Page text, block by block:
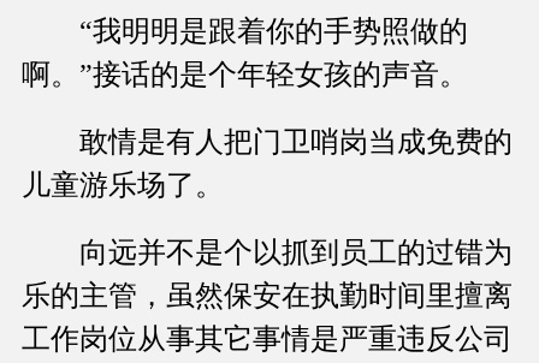
“我明明是跟着你的手势照做的
啊。”接话的是个年轻女孩的声音。
敢情是有人把门卫哨岗当成免费的
儿童游乐场了。
向远并不是个以抓到员工的过错为
乐的主管，虽然保安在执勤时间里擅离
工作岗位从事其它事情是严重违反公司